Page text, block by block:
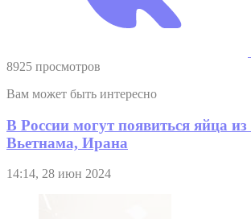
8925 просмотров
Вам может быть интересно
В России могут появиться яйца
Вьетнама, Ирана
14:14, 28 июн 2024